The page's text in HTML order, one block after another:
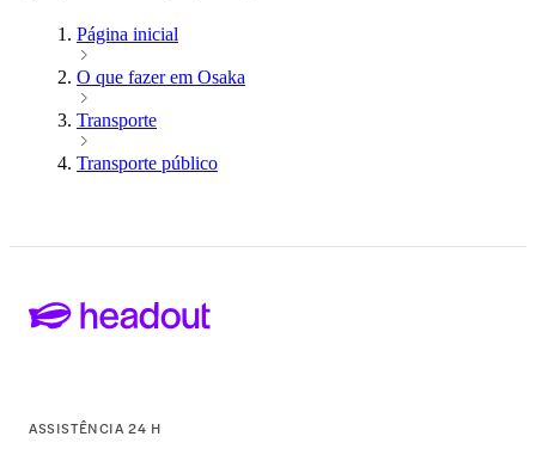
Página inicial
O que fazer em Osaka
Transporte
Transporte público
ASSISTÊNCIA 24 H